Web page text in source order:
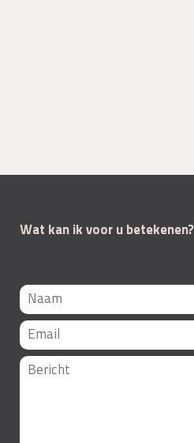
Wat kan ik voor u betekenen?